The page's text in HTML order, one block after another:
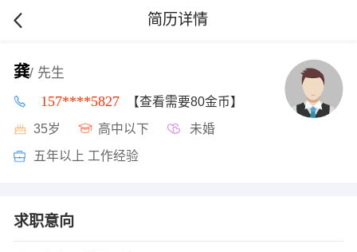
简历详情
龚/ 先生
157****5827 【查看需要80金币】
35岁 高中以下 未婚
五年以上 工作经验
求职意向